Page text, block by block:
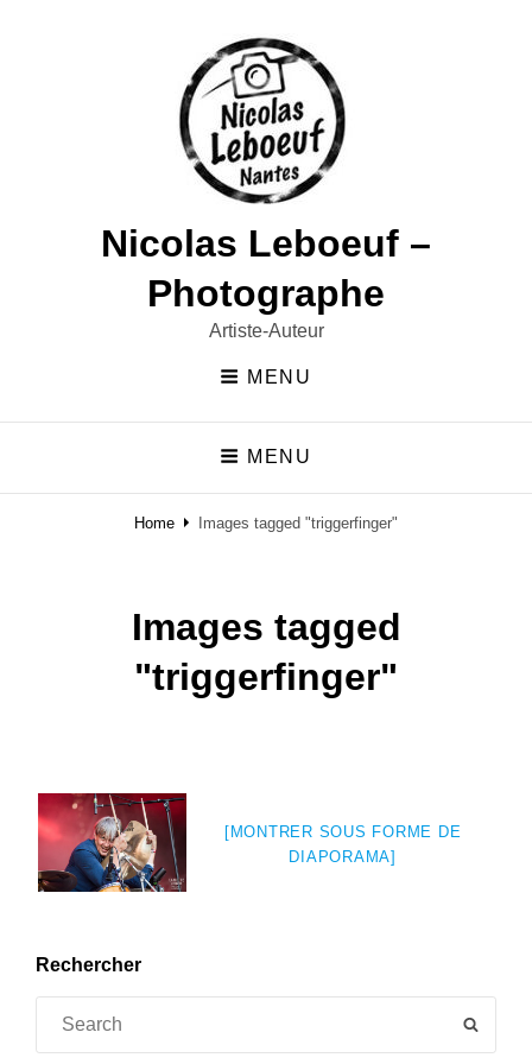
Nicolas Leboeuf –
Photographe
Artiste-Auteur
MENU
MENU
Home Images tagged "triggerfinger"
Images tagged
"triggerfinger"
[MONTRER SOUS FORME DE
DIAPORAMA]
Rechercher